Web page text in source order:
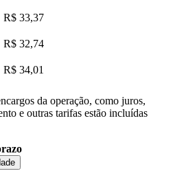
R$ 33,37
R$ 32,74
R$ 34,01
da operação, como juros,
e outras tarifas estão incluídas